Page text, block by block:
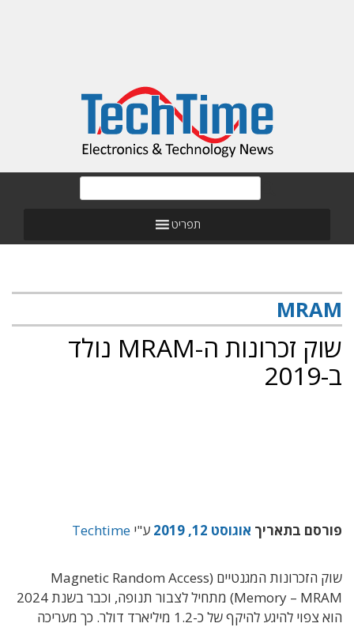
תפריט
MRAM
שוק זכרונות ה-MRAM נולד
ב-2019
פורסם בתאריך אוגוסט 12, 2019 ע"י Techtime
שוק הזכרונות המגנטיים (Magnetic Random Access
Memory – MRAM) מתחיל לצבור תנופה, וכבר בשנת 2024
הוא צפוי להיגע להיקף של כ-1.2 מיליארד דולר. כך מעריכה